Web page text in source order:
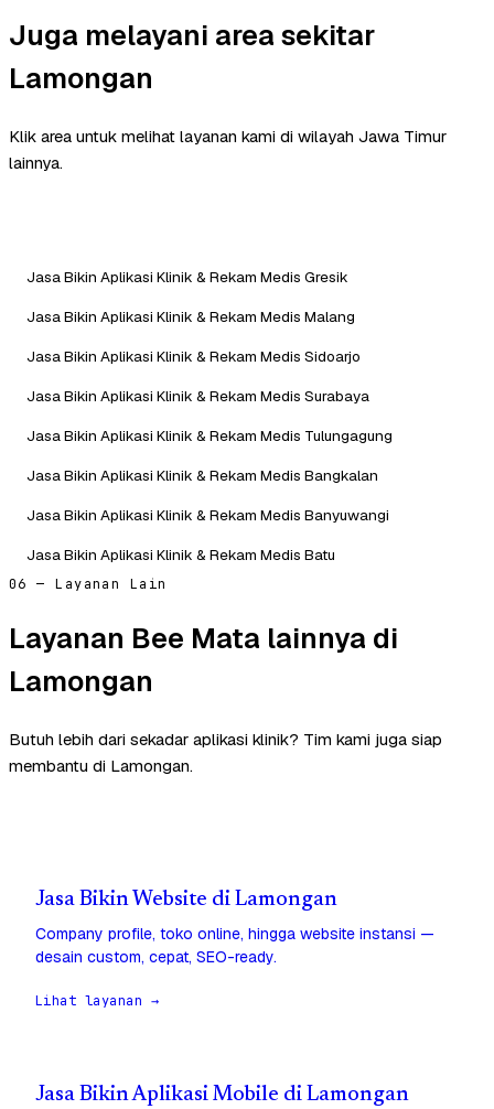
Juga melayani area sekitar
Lamongan
Klik area untuk melihat layanan kami di wilayah Jawa Timur
lainnya.
Jasa Bikin Aplikasi Klinik & Rekam Medis Gresik
Jasa Bikin Aplikasi Klinik & Rekam Medis Malang
Jasa Bikin Aplikasi Klinik & Rekam Medis Sidoarjo
Jasa Bikin Aplikasi Klinik & Rekam Medis Surabaya
Jasa Bikin Aplikasi Klinik & Rekam Medis Tulungagung
Jasa Bikin Aplikasi Klinik & Rekam Medis Bangkalan
Jasa Bikin Aplikasi Klinik & Rekam Medis Banyuwangi
Jasa Bikin Aplikasi Klinik & Rekam Medis Batu
06 — Layanan Lain
Layanan Bee Mata lainnya di
Lamongan
Butuh lebih dari sekadar aplikasi klinik? Tim kami juga siap
membantu di Lamongan.
Jasa Bikin Website di Lamongan
Company profile, toko online, hingga website instansi —
desain custom, cepat, SEO-ready.
Lihat layanan →
Jasa Bikin Aplikasi Mobile di Lamongan